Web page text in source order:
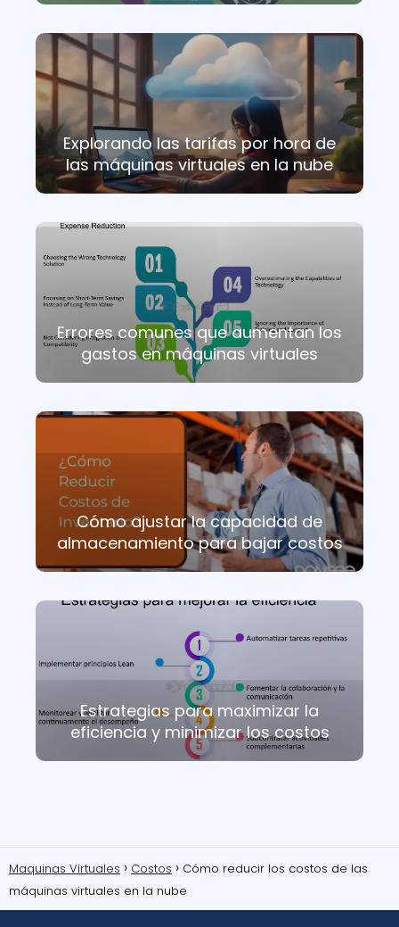
Explorando las tarifas por hora de
las máquinas virtuales en la nube
Errores comunes que aumentan los
gastos en máquinas virtuales
Cómo ajustar la capacidad de
almacenamiento para bajar costos
Estrategias para maximizar la
eficiencia y minimizar los costos
Maquinas Virtuales Costos
Cómo reducir los costos de las
máquinas virtuales en la nube